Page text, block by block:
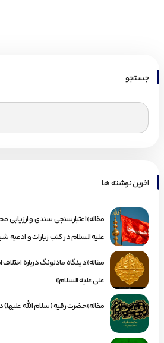
جستجو
اخرین نوشته ها
مقاله«اعتبارسنجی سندی و ارزیابی
علیه السلام در کتب زیارات و ادعیه
مقاله«دیدگاه مادلونگ درباره
علی علیه السلام»
مقاله«حضرت رقیه (سلام الله